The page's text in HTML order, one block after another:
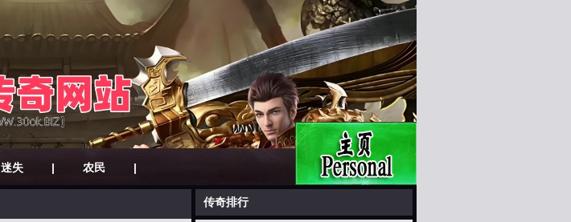
迷失 | 农民 |
传奇排行